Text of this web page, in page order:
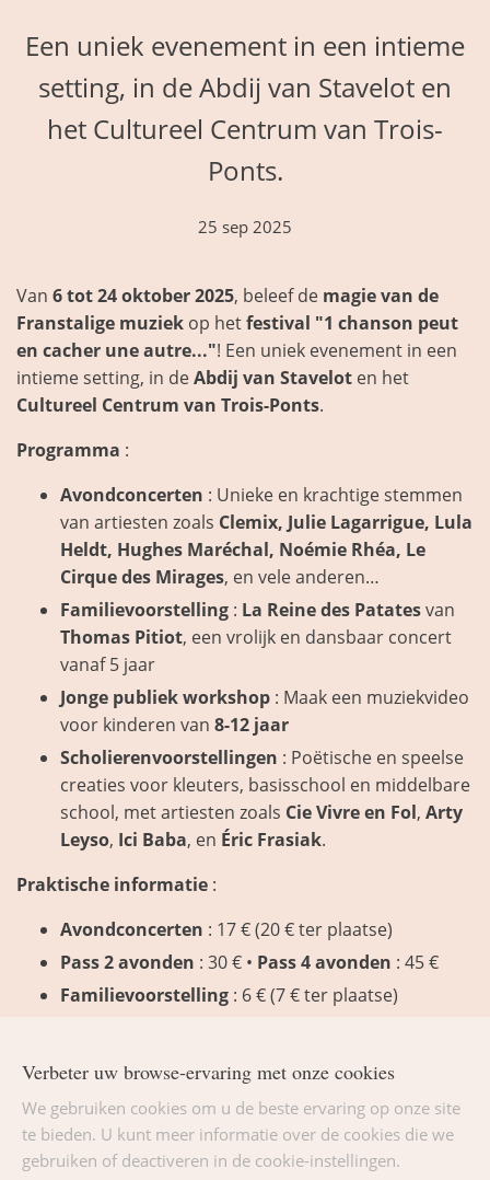
Een uniek evenement in een intieme
setting, in de Abdij van Stavelot en
het Cultureel Centrum van Trois-
Ponts.
25 sep 2025
Van 6 tot 24 oktober 2025, beleef de magie van de
Franstalige muziek op hetfestival "1 chanson peut
en cacher une autre..."! Een uniek evenement in een
intieme setting, in deAbdij van Stavelot en het
Cultureel Centrum van Trois-Ponts.
Programma :
Avondconcerten : Unieke en krachtige stemmen
van artiesten zoals Clemix, Julie Lagarrigue, Lula
Heldt, Hughes Maréchal, Noémie Rhéa, Le
Cirque des Mirages, en vele anderen…
Familievoorstelling : La Reine des Patatesvan
Thomas Pitiot, een vrolijk en dansbaar concert
vanaf 5 jaar
Jonge publiek workshop : Maak een muziekvideo
voor kinderen van 8-12 jaar
Scholierenvoorstellingen : Poëtische en speelse
creaties voor kleuters, basisschool en middelbare
school, met artiesten zoals Cie Vivre en Fol, Arty
Leyso, Ici Baba, en Éric Frasiak.
Praktische informatie :
Avondconcerten : 17 € (20 € ter plaatse)
Pass 2 avonden : 30 € • Pass 4 avonden : 45 €
Familievoorstelling : 6 € (7 € ter plaatse)
:
1chanson.be
Contact: 080 88 05 20 –info@1chanson.be
Verbeter uw browse-ervaring met onze cookies
We gebruiken cookies om u de beste ervaring op onze site
te bieden. U kunt meer informatie over de cookies die we
gebruiken of deactiveren in de cookie-instellingen.